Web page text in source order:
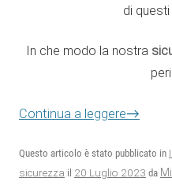
di
In che modo la nostra
Continua a leggere→
Questo articolo è stato pubblicato in
sicurezza il 20 Luglio 2023 da